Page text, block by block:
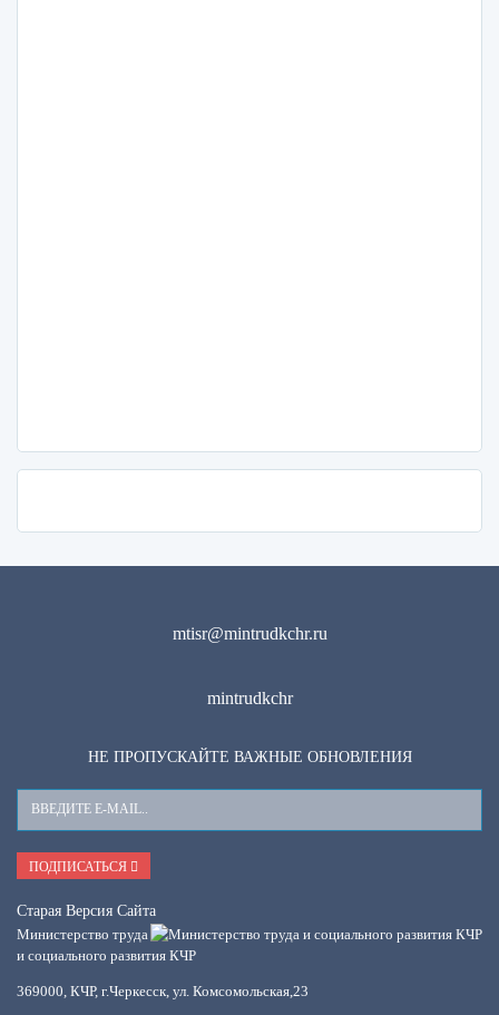
mtisr@mintrudkchr.ru
mintrudkchr
НЕ ПРОПУСКАЙТЕ ВАЖНЫЕ ОБНОВЛЕНИЯ
Ваш
E-
Mail
ПОДПИСАТЬСЯ
Старая Версия Сайта
Министерство труда
и социального развития КЧР
369000, КЧР, г.Черкесск, ул. Комсомольская,23